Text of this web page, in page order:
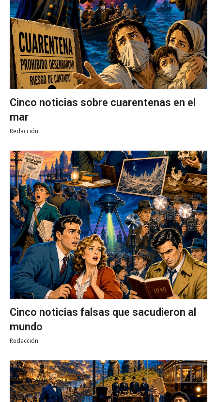
Cinco noticias sobre cuarentenas en el
mar
Redacción
Cinco noticias falsas que sacudieron al
mundo
Redacción